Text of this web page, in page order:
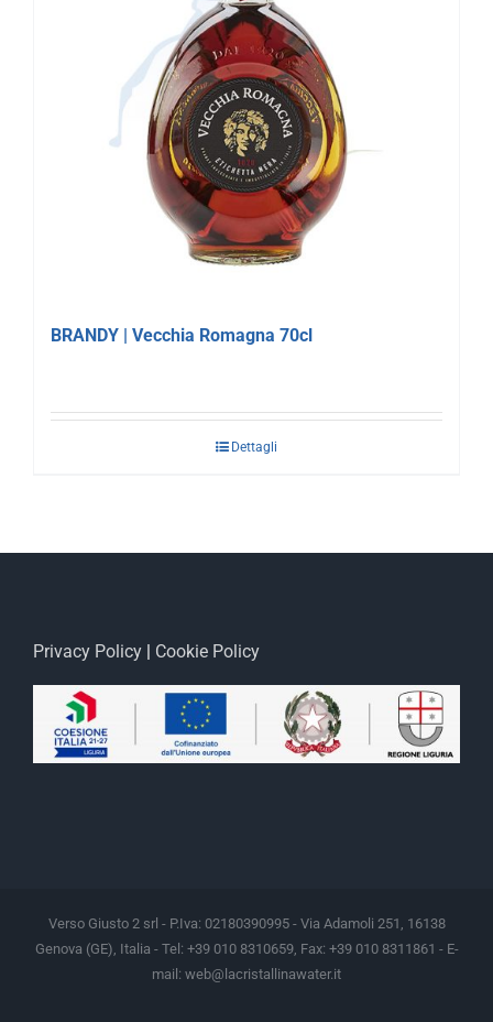
BRANDY | Vecchia Romagna 70cl
Dettagli
Privacy Policy Cookie Policy
Verso Giusto 2 srl - P.Iva: 02180390995 - Via Adamoli 251, 16138
Genova (GE), Italia - Tel: +39 010 8310659, Fax: +39 010 8311861 - E-
mail: web@lacristallinawater.it